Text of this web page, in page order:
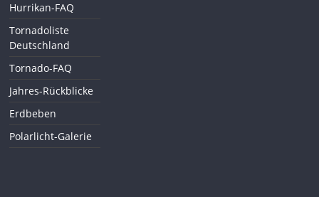
Hurrikan-FAQ
Tornadoliste
Deutschland
Tornado-FAQ
Jahres-Rückblicke
Erdbeben
Polarlicht-Galerie